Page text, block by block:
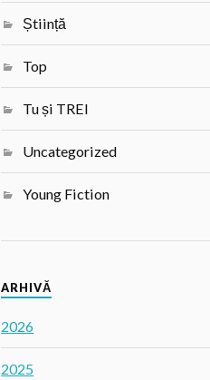
Știință
Top
Tu și TREI
Uncategorized
Young Fiction
ARHIVĂ
2026
2025